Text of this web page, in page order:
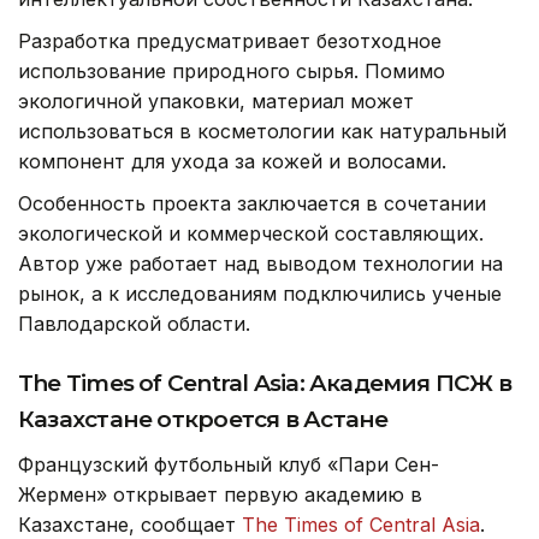
Разработка предусматривает безотходное
использование природного сырья. Помимо
экологичной упаковки, материал может
использоваться в косметологии как натуральный
компонент для ухода за кожей и волосами.
Особенность проекта заключается в сочетании
экологической и коммерческой составляющих.
Автор уже работает над выводом технологии на
рынок, а к исследованиям подключились ученые
Павлодарской области.
The Times of Central Asia: Академия ПСЖ в
Казахстане откроется в Астане
Французский футбольный клуб «Пари Сен-
Жермен» открывает первую академию в
Казахстане, сообщает The Times of Central Asia.